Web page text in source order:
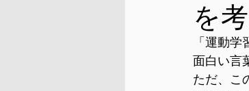
を
「運動
面白い言
ただ、こ